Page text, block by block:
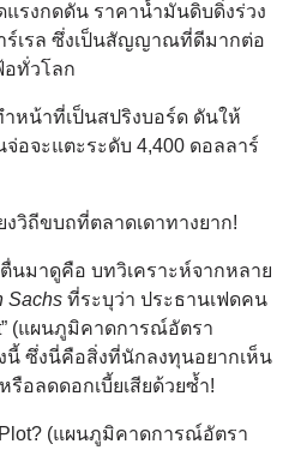
รงกดดัน ราคาน้ำมันดิบดิ่งร่วง
ร์เรล ซึ่งเป็นสัญญาณที่ดีมากต่อ
อทั่วโลก
หน้าที่เป็นสปริงบอร์ด ดันให้
อจะแตะระดับ 4,400 ดอลลาร์
งวิถีขบถที่ตลาดเดาทางยาก!
มาดูคือ บทวิเคราะห์จากหลาย
Sachs ที่ระบุว่า ประธานเฟดคน
(แผนภูมิคาดการณ์อัตรา
นี้ ซึ่งนี่คือสิ่งที่นักลงทุนอยากเห็น
อลดดอกเบี้ยเสียด้วยซ้ำ!
(แผนภูมิคาดการณ์อัตรา